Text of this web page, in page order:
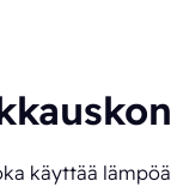
käyttää